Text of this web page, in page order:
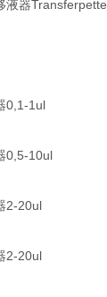
器Transferpette
0,1-1ul
0,5-10ul
2-20ul
2-20ul